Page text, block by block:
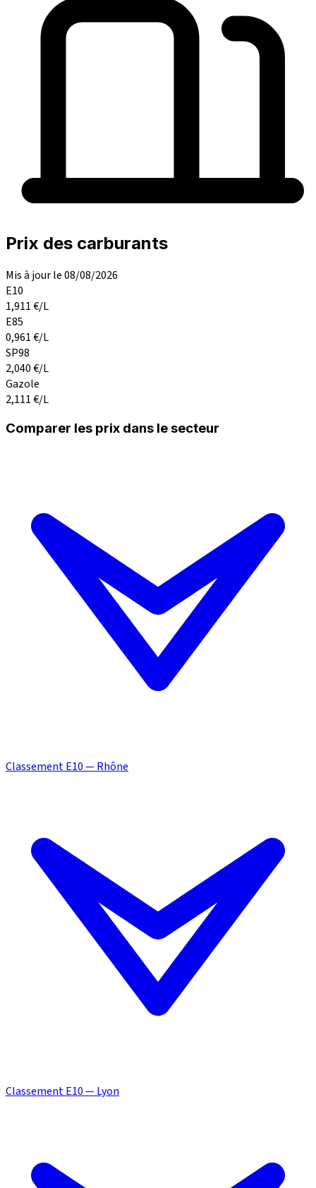
Prix des carburants
Mis à jour le 08/08/2026
E10
1,911€/L
E85
0,961€/L
SP98
2,040€/L
Gazole
2,111€/L
Comparer les prix dans le secteur
Classement E10 — Rhône
Classement E10 — Lyon